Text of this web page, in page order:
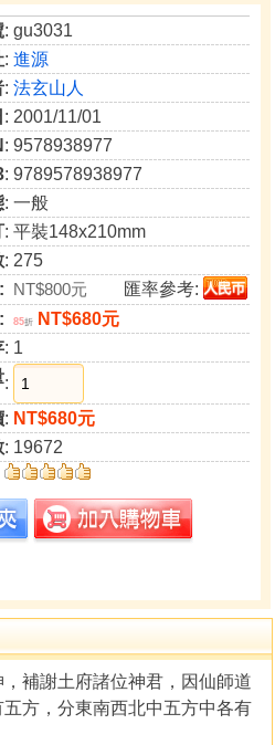
: gu3031
:進源
:法玄山人
: 2001/11/01
: 9578938977
: 9789578938977
: 一般
: 平裝148x210mm
: 275
NT$800元
匯率參考:
85折
NT$680元
: 1
:
: NT$680元
: 19672
，補謝土府諸位神君，因仙師道
方，分東南西北中五方中各有